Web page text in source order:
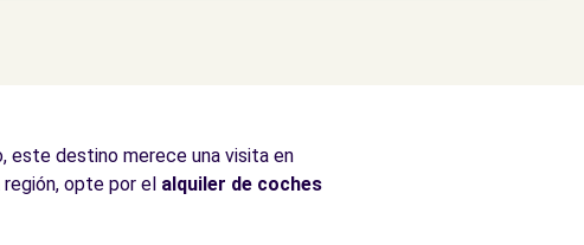
este destino merece una visita en
opte por el alquiler de coches